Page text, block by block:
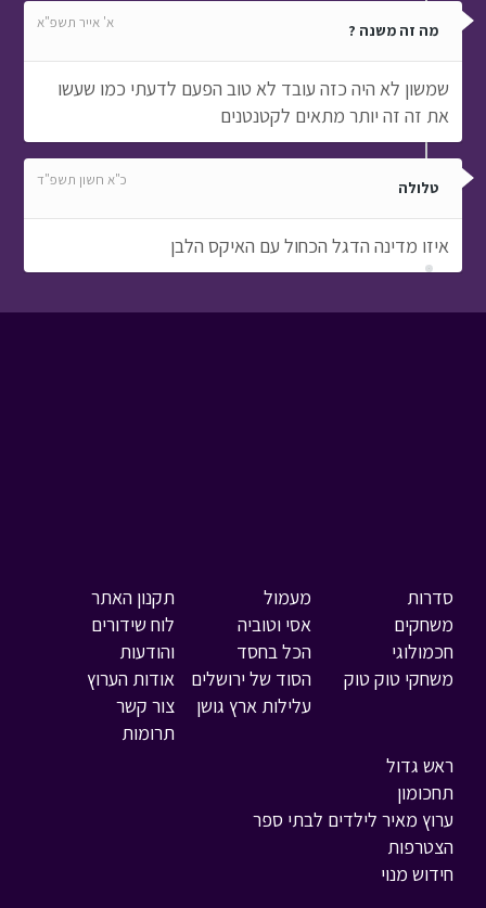
מה זה משנה ? א' אייר תשפ"א
שמשון לא היה כזה עובד לא טוב הפעם לדעתי כמו שעשו
את זה זה יותר מתאים לקטנטנים
טלולה כ"א חשון תשפ"ד
איזו מדינה הדגל הכחול עם האיקס הלבן
סדרות
משחקים
חכמולוגי
משחקי טוק טוק
מעמול
אסי וטוביה
הכל בחסד
הסוד של ירושלים
עלילות ארץ גושן
ראש גדול
תחכומון
ערוץ מאיר לילדים לבתי ספר
הצטרפות
חידוש מנוי
תקנון האתר
לוח שידורים
והודעות
אודות הערוץ
צור קשר
תרומות